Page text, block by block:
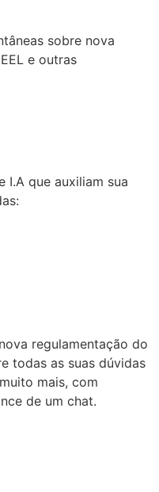
sobre nova
e outras
I.A que auxiliam sua
regulamentação do
todas as suas dúvidas
mais, com
de um chat.